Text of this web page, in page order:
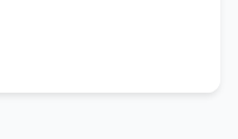
หนึ่งตัวเลือกที่น่า
รรมชาติที่ร่างกายดูด